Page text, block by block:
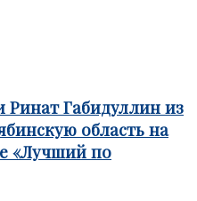
Ринат Габидуллин из
область на
«Лучший по